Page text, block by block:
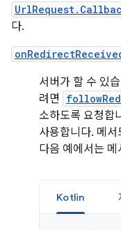
다.
서버가 할 수 있
려면
소하도록 요청합
사용합니다. 메
다음 예에서는
Kotlin